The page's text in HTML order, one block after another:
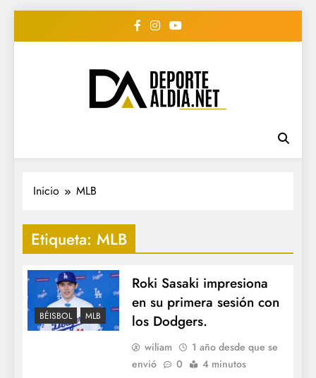
• DEPORTE AL DIA •
"Periodico Deportivo
Digital"
#deportealdiard #deportealdiaperiodico
Inicio MLB
Etiqueta: MLB
BÉISBOL MLB
Roki Sasaki impresiona
en su primera sesión con
los Dodgers.
wiliam
1 año desde que se
envió
0 4 minutos